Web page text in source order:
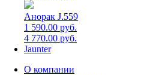
Анорак J.559
1 590.00 руб.
4 770.00 руб.
Jaunter
О компании